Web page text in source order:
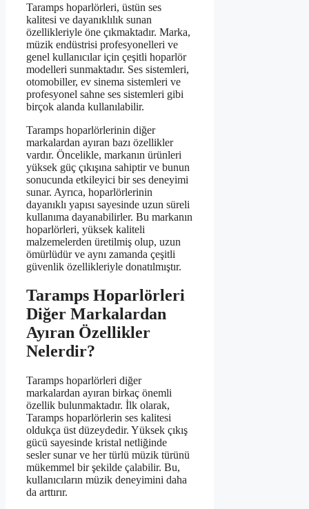
Taramps hoparlörleri, üstün ses
kalitesi ve dayanıklılık sunan
özellikleriyle öne çıkmaktadır. Marka,
müzik endüstrisi profesyonelleri ve
genel kullanıcılar için çeşitli hoparlör
modelleri sunmaktadır. Ses sistemleri,
otomobiller, ev sinema sistemleri ve
profesyonel sahne ses sistemleri gibi
birçok alanda kullanılabilir.
Taramps hoparlörlerinin diğer
markalardan ayıran bazı özellikler
vardır. Öncelikle, markanın ürünleri
yüksek güç çıkışına sahiptir ve bunun
sonucunda etkileyici bir ses deneyimi
sunar. Ayrıca, hoparlörlerinin
dayanıklı yapısı sayesinde uzun süreli
kullanıma dayanabilirler. Bu markanın
hoparlörleri, yüksek kaliteli
malzemelerden üretilmiş olup, uzun
ömürlüdür ve aynı zamanda çeşitli
güvenlik özellikleriyle donatılmıştır.
Taramps Hoparlörleri
Diğer Markalardan
Ayıran Özellikler
Nelerdir?
Taramps hoparlörleri diğer
markalardan ayıran birkaç önemli
özellik bulunmaktadır. İlk olarak,
Taramps hoparlörlerin ses kalitesi
oldukça üst düzeydedir. Yüksek çıkış
gücü sayesinde kristal netliğinde
sesler sunar ve her türlü müzik türünü
mükemmel bir şekilde çalabilir. Bu,
kullanıcıların müzik deneyimini daha
da arttırır.